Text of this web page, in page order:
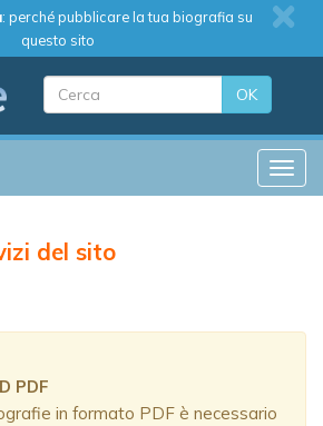
: perché pubblicare la tua biografia su
questo sito
OK
del sito
PDF
in formato PDF è necessario